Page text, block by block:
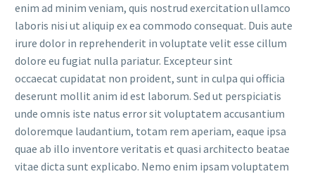
enim ad minim veniam, quis nostrud exercitation ullamco
laboris nisi ut aliquip ex ea commodo consequat. Duis aute
irure dolor in reprehenderit in voluptate velit esse cillum
dolore eu fugiat nulla pariatur. Excepteur sint
occaecat cupidatat non proident, sunt in culpa qui officia
deserunt mollit anim id est laborum. Sed ut perspiciatis
unde omnis iste natus error sit voluptatem accusantium
doloremque laudantium, totam rem aperiam, eaque ipsa
quae ab illo inventore veritatis et quasi architecto beatae
vitae dicta sunt explicabo. Nemo enim ipsam voluptatem